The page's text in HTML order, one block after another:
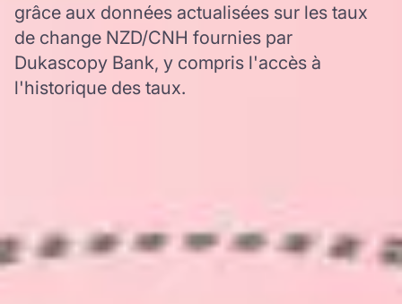
grâce aux données actualisées sur les taux
de change NZD/CNH fournies par
Dukascopy Bank, y compris l'accès à
l'historique des taux.